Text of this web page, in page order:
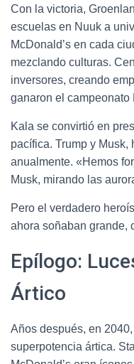
Con la victoria,
escuelas en Nuuk a
McDonald’s en cada
mezclando culturas.
inversores, creando
ganaron el
Kala se convirtió en
pacífica. Trump y Musk,
anualmente. «Hemos
Musk, mirando las
Pero el verdadero
ahora soñaban grande,
Epílogo:
Ártico
Años después, en
superpotencia ártica.